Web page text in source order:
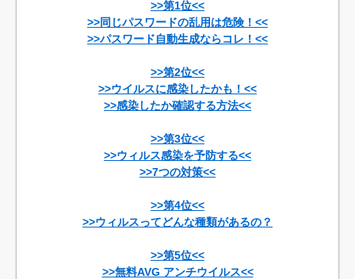
>>第1位<<
>>同じパスワードの乱用は危険！<<
>>パスワード自動生成ならコレ！<<
>>第2位<<
>>ウイルスに感染したかも！<<
>>感染したか確認する方法<<
>>第3位<<
>>ウィルス感染を予防する<<
>>7つの対策<<
>>第4位<<
>>ウィルスってどんな種類があるの？
>>第5位<<
>>無料AVG アンチウイルス<<